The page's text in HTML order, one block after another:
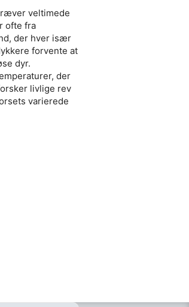
veltimede
ofte fra
der hver især
forvente at
dyr.
der
livlige rev
varierede